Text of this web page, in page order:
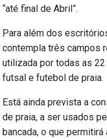
“até final de Abril”.
Para além dos
contempla três campos
utilizada por todas as
futsal e futebol de praia.
Está ainda prevista a
de praia, a ser usados
bancada, o que